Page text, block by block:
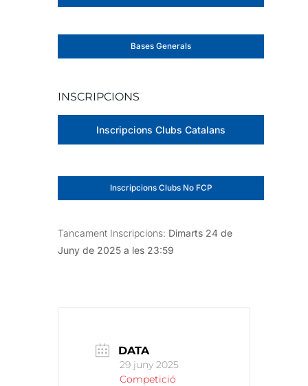
Bases Generals
INSCRIPCIONS
Inscripcions Clubs Catalans
Inscripcions Clubs No FCP
Tancament Inscripcions: Dimarts 24 de
Juny de 2025 a les 23:59
DATA
29 juny 2025
Competició